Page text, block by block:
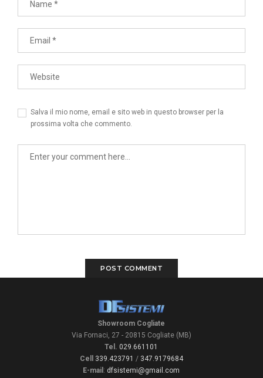
Salva il mio nome, email e sito web in questo browser per la
prossima volta che commento.
Showroom Cogliate
Via Fornaci, 27 - 20815 Cogliate (MB)
Tel. 029.661101
Cell
339.423791 / 347.9179684
E-mail : dfsistemi@gmail.com